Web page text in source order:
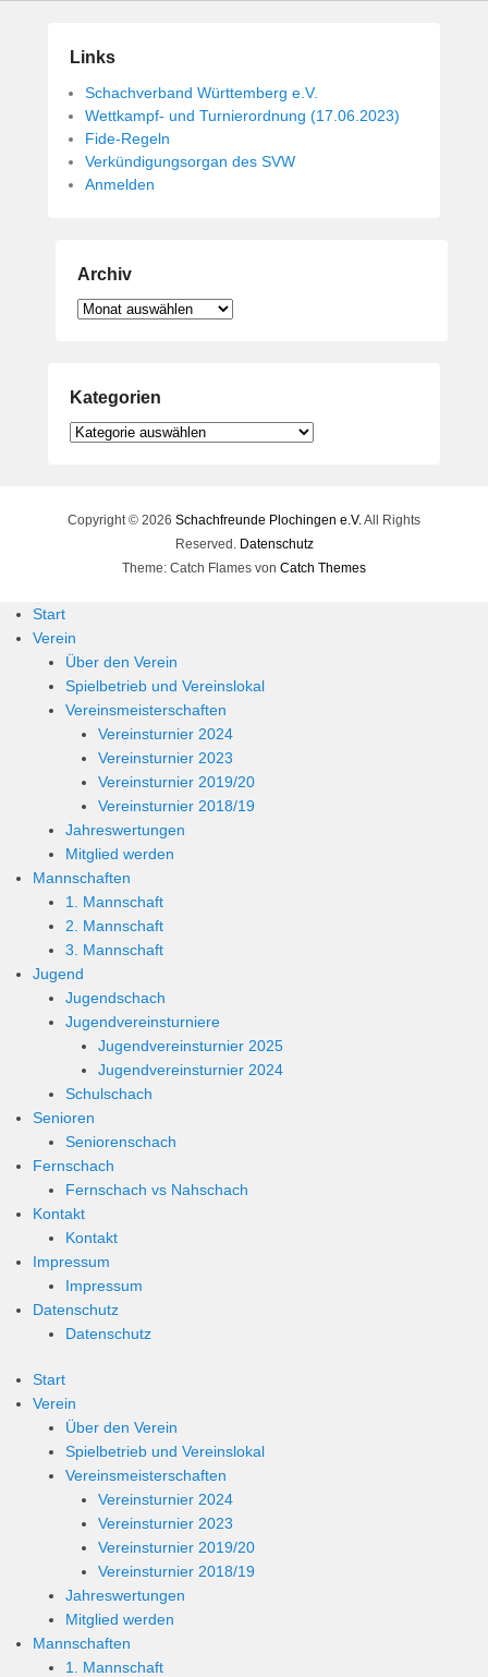
Links
Schachverband Württemberg e.V.
Wettkampf- und Turnierordnung (17.06.2023)
Fide-Regeln
Verkündigungsorgan des SVW
Anmelden
Archiv
Archiv
Kategorien
Kategorien
Copyright © 2026 Schachfreunde Plochingen e.V. All Rights
Reserved. Datenschutz
Theme: Catch Flames von Catch Themes
Start
Verein
Über den Verein
Spielbetrieb und Vereinslokal
Vereinsmeisterschaften
Vereinsturnier 2024
Vereinsturnier 2023
Vereinsturnier 2019/20
Vereinsturnier 2018/19
Jahreswertungen
Mitglied werden
Mannschaften
1. Mannschaft
2. Mannschaft
3. Mannschaft
Jugend
Jugendschach
Jugendvereinsturniere
Jugendvereinsturnier 2025
Jugendvereinsturnier 2024
Schulschach
Senioren
Seniorenschach
Fernschach
Fernschach vs Nahschach
Kontakt
Kontakt
Impressum
Impressum
Datenschutz
Datenschutz
Start
Verein
Über den Verein
Spielbetrieb und Vereinslokal
Vereinsmeisterschaften
Vereinsturnier 2024
Vereinsturnier 2023
Vereinsturnier 2019/20
Vereinsturnier 2018/19
Jahreswertungen
Mitglied werden
Mannschaften
1. Mannschaft